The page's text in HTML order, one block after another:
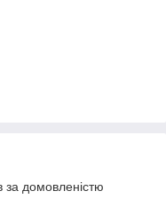
за домовленістю